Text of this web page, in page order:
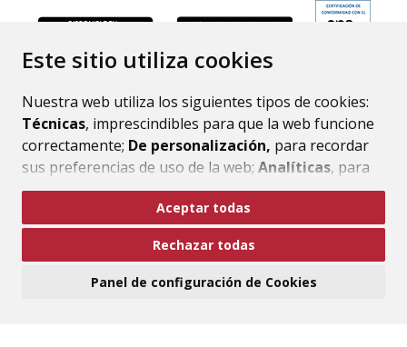
Este sitio utiliza cookies
Nuestra web utiliza los siguientes tipos de cookies:
Técnicas, imprescindibles para que la web funcione
correctamente; De personalización, para recordar
sus preferencias de uso de la web; Analíticas, para
mejorar el funcionamiento de la web y sus servicios.
Si acepta pulsando el botón“Aceptar todas”
consideramos que acepta su uso. Si pulsa el botón
ninguna acción, se guardarán las cookies técnicas
Aceptar todas
Rechazar todas
Panel de configuración de Cookies